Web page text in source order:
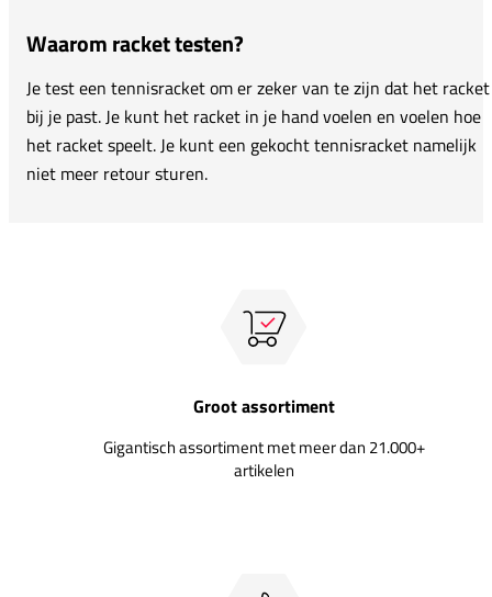
Waarom racket testen?
Je test een tennisracket om er zeker van te zijn dat het racket
bij je past. Je kunt het racket in je hand voelen en voelen hoe
het racket speelt. Je kunt een gekocht tennisracket namelijk
niet meer retour sturen.
Groot assortiment
Gigantisch assortiment met meer dan 21.000+
artikelen